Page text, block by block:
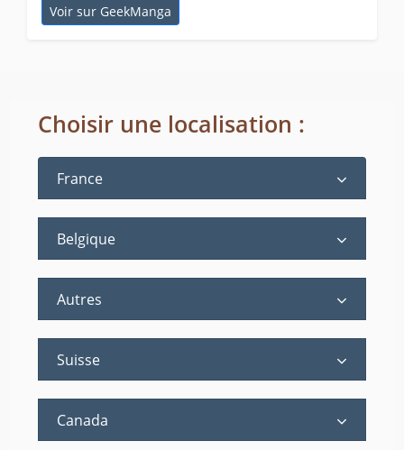
Voir sur GeekManga
Choisir une localisation :
France
Belgique
Autres
Suisse
Canada